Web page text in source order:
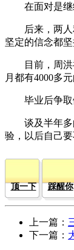
在面对是继续
后来，两人利
坚定的信念都坚
目前，周洪福
月都有4000多元
毕业后争取
谈及半年多的
验，以后自己
顶一下 踩醒你
上一篇：
下一篇：